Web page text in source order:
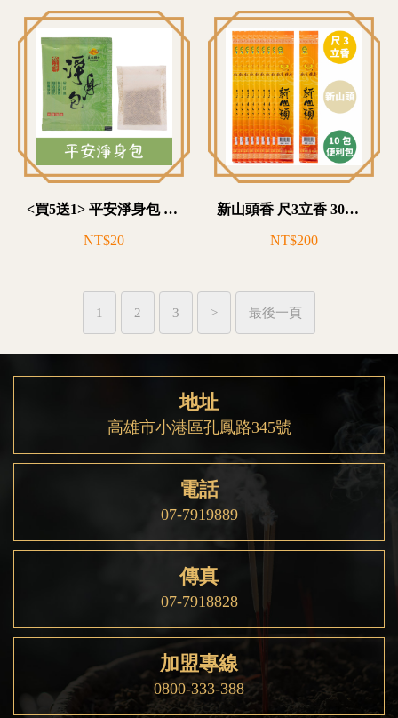
<買5送1> 平安淨身包 梳洗薰香 除障 單包便利裝
NT$20
新山頭香 尺3立香 30支裝便利包 拜拜香 供奉 開工 普渡 祭祀 禮佛
NT$200
1 2 3 > 最後一頁
地址
高雄市小港區孔鳳路345號
電話
07-7919889
傳真
07-7918828
加盟專線
0800-333-388